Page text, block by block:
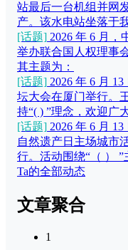
站最后一台机组并网
产。该水电站坐落
[话题] 2026 年 6 月，
举办联合国人权理事
其主题为：
[话题] 2026 年 6 月
坛大会在厦门举行。
持“( ) ”理念，欢迎
[话题] 2026 年 6 月
自然遗产日主场城市
行。活动围绕“（ ）
Ta的全部动态
文章聚合
1